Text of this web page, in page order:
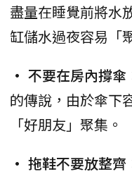
盡量在睡覺前將水
缸儲水過夜容易「
• 不要在房內撐傘
的傳說，由於傘下
「好朋友」聚集。
• 拖鞋不要放整齊